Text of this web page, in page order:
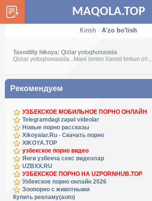
MAQOLA.TOP
Kirish - A'zo bo'lish
Tasodifiy hikoya: Qizlar yotoqhonasida
Qizlar yotoqhonasida...Mani ismim Xamid birkun o'r...
Рекомендуем
УЗБЕКСКОЕ МОБИЛЬНОЕ ПОРНО ОНЛАЙН
Telegramdagi zapal videolar
Новые порно рассказы
Xikoyalar.Ru - Скачать порно
XIKOYA.TOP
узбекское порно видео
Янги узбекча секс видеолар
UZBXX.RU
УЗБЕКСКОЕ ПОРНО НА UZPORNHUB.TOP
Узбекское порно онлайн 2026
Зоопорно с животными
Купить рекламу(auto)